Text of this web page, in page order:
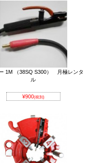
1M （38SQ S300） 月極レンタ
ル
¥900(税別)